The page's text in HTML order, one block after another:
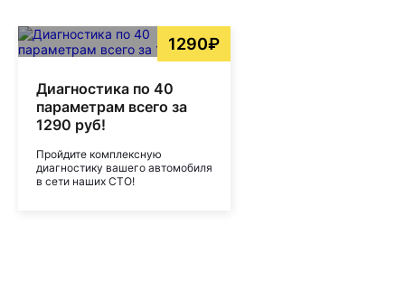
1290₽
Диагностика по 40
параметрам всего за
1290 руб!
Пройдите комплексную
диагностику вашего автомобиля
в сети наших СТО!